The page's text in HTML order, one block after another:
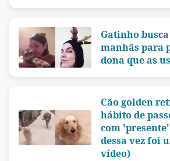
Gatinho
manhãs para
dona que as
Cão golden
hábito de
com
dessa vez foi
vídeo)